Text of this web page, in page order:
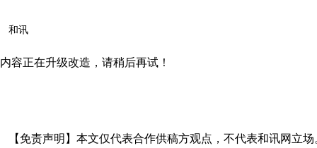
和讯
内容正在升级改造，请稍后再试！
【免责声明】本文仅代表合作供稿方观点，不代表和讯网立